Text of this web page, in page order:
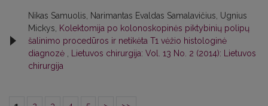
Nikas Samuolis, Narimantas Evaldas Samalavičius, Ugnius
Mickys,
Kolektomija po kolonoskopinės piktybinių polipų
šalinimo procedūros ir netikėta T1 vėžio histologinė
diagnozė
Lietuvos chirurgija: Vol. 13 No. 2 (2014): Lietuvos
chirurgija